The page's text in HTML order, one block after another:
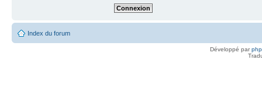
Index du forum
Développé par